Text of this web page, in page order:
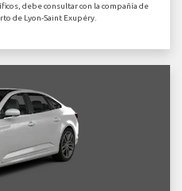
debe consultar con la compañía de
de Lyon-Saint Exupéry.